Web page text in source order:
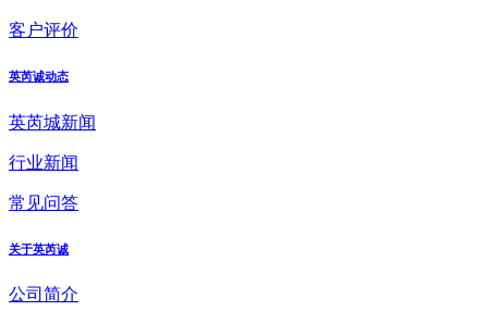
客户评价
英芮诚动态
英芮城新闻
行业新闻
常见问答
关于英芮诚
公司简介